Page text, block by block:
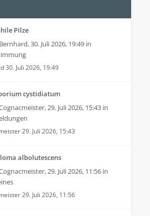
Pilze
Bernhard,30. Juli 2026, 19:49 in
30. Juli 2026, 19:49
cystidiatum
,29. Juli 2026, 15:43 in
29. Juli 2026, 15:43
albolutescens
,29. Juli 2026, 11:56 in
29. Juli 2026, 11:56